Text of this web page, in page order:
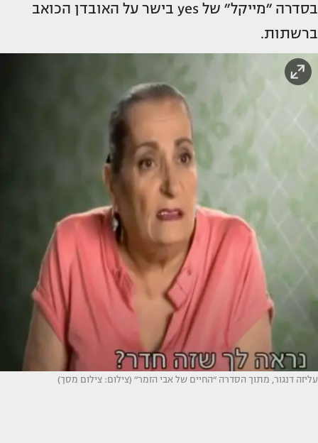
בסדרה ״מייקל״ של yes בישר על האובדן הכואב
ברשתות.
עליזה דנגור, מתוך הסדרה ״החיים של אבי הזמר״ (צילום: צילום מסך)